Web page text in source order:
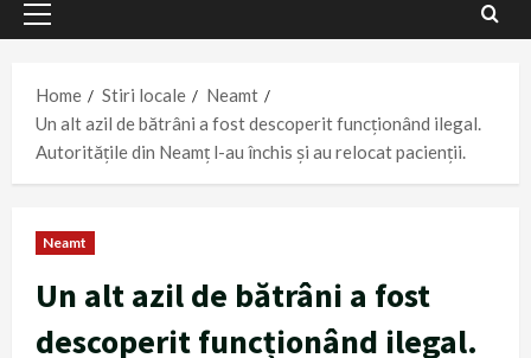
Primary
Home
Stiri locale
Neamt
Un alt azil de bătrâni a fost descoperit funcționând ilegal.
Autoritățile din Neamț l-au închis și au relocat pacienții.
Neamt
Un alt azil de bătrâni a fost
descoperit funcționând ilegal.